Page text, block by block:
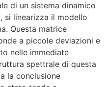
di un sistema dinamico
si linearizza il modello
Questa matrice
a piccole deviazioni e
nelle immediate
spettrale di questa
la conclusione